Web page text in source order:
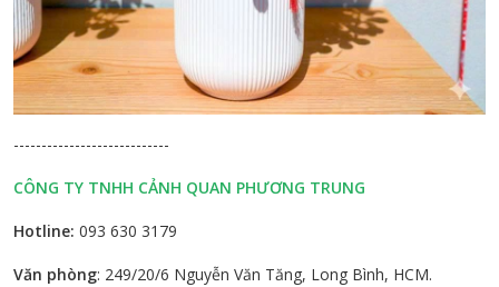
----------------------------
CÔNG TY TNHH CẢNH QUAN PHƯƠNG TRUNG
Hotline: 093 630 3179
Văn phòng: 249/20/6 Nguyễn Văn Tăng, Long Bình, HCM.